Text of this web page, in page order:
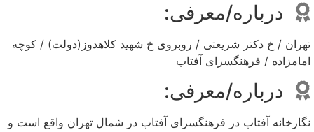
درباره/معرفی:
تهران / خ دکتر شریعتی / روبروی خ شهید کلاهدوز(دولت) / کوچه
امامزاده / فرهنگسرای آفتاب
درباره/معرفی:
نگارخانه آفتاب در فرهنگسرای آفتاب در شمال تهران واقع است و